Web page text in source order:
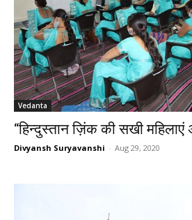
Vedanta
“हिन्दुस्तान ज़िंक की सखी
Divyansh Suryavanshi - Aug 29, 2020